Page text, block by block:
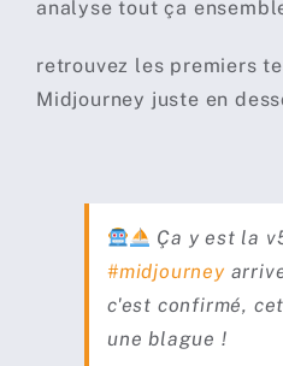
analyse tout ça
retrouvez les premiers
Midjourney juste en
Ça y est la
#midjourney
c'est confirmé,
une blague !